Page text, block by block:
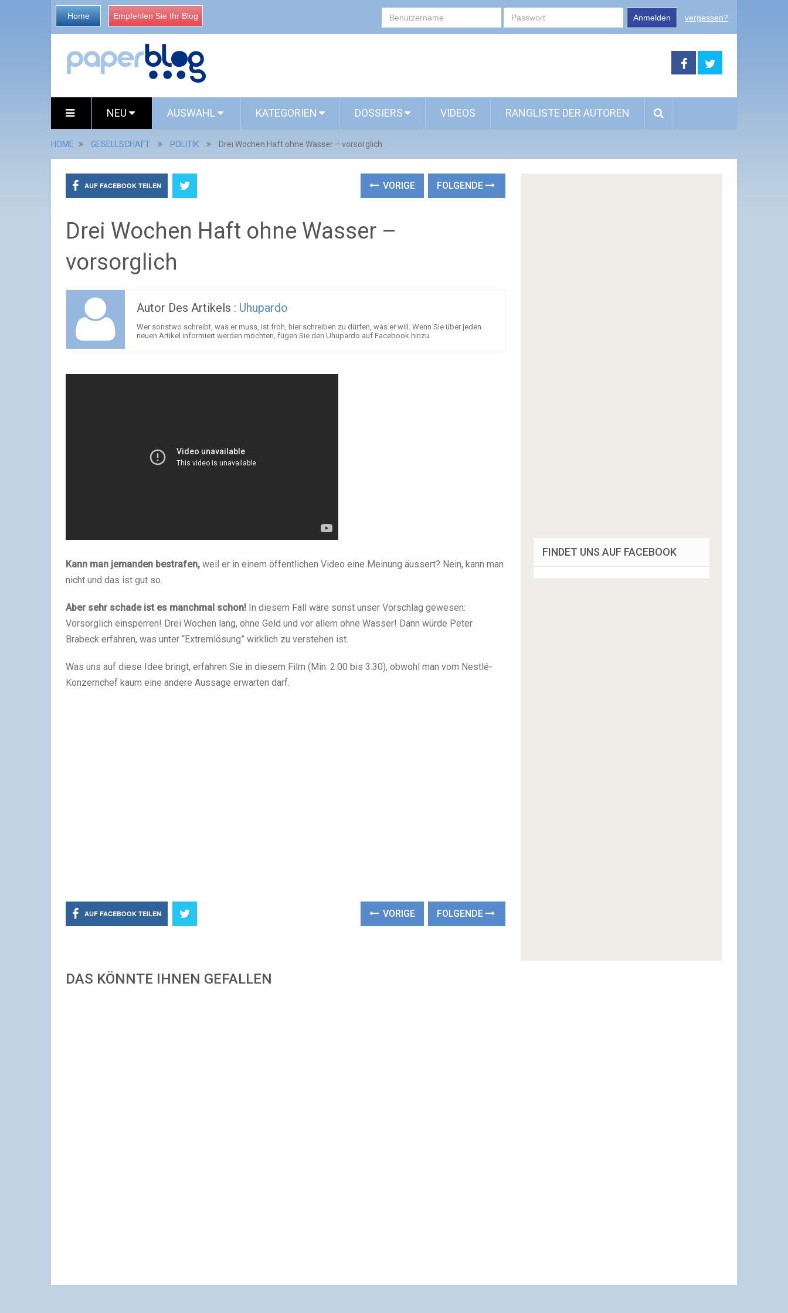
Home Empfehlen Sie Ihr Blog Anmelden vergessen?
NEU AUSWAHL KATEGORIEN DOSSIERS VIDEOS RANGLISTE DER AUTOREN
HOME GESELLSCHAFT POLITIK Drei Wochen Haft ohne Wasser – vorsorglich
AUF FACEBOOK TEILEN VORIGE FOLGENDE
Drei Wochen Haft ohne Wasser –
vorsorglich
Autor Des Artikels : Uhupardo
Wer sonstwo schreibt, was er muss, ist froh, hier schreiben zu dürfen, was er will. Wenn Sie über jeden
neuen Artikel informiert werden möchten, fügen Sie den Uhupardo auf Facebook hinzu.
Kann man jemanden bestrafen, weil er in einem öffentlichen Video eine Meinung äussert? Nein, kann man
nicht und das ist gut so.
Aber sehr schade ist es manchmal schon! In diesem Fall wäre sonst unser Vorschlag gewesen:
Vorsorglich einsperren! Drei Wochen lang, ohne Geld und vor allem ohne Wasser! Dann würde Peter
Brabeck erfahren, was unter “Extremlösung” wirklich zu verstehen ist.
Was uns auf diese Idee bringt, erfahren Sie in diesem Film (Min. 2.00 bis 3.30), obwohl man vom Nestlé-
Konzernchef kaum eine andere Aussage erwarten darf.
AUF FACEBOOK TEILEN VORIGE FOLGENDE
DAS KÖNNTE IHNEN GEFALLEN
FINDET UNS AUF FACEBOOK